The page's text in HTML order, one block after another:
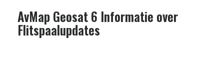
AvMap Geosat 6 Informatie over
Flitspaalupdates